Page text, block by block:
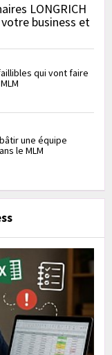
LONGRICH
business et
qui vont faire
une équipe
le MLM